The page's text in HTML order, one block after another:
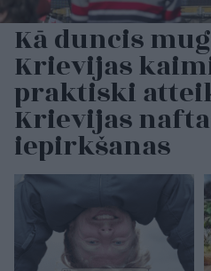
Kā duncis
Krievijas
praktiski
Krievijas
iepirkšanas